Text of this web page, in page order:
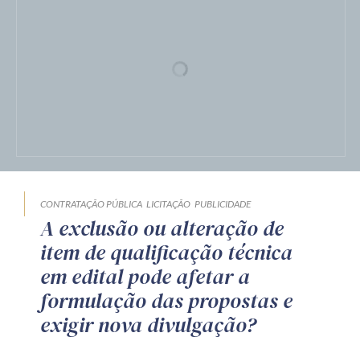
CONTRATAÇÃO PÚBLICA LICITAÇÃO PUBLICIDADE
A exclusão ou alteração de
item de qualificação técnica
em edital pode afetar a
formulação das propostas e
exigir nova divulgação?